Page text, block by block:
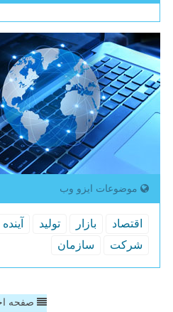
موضوعات ایزو وب
اقتصاد بازار تولید آینده
شركت
سازمان
صفحه